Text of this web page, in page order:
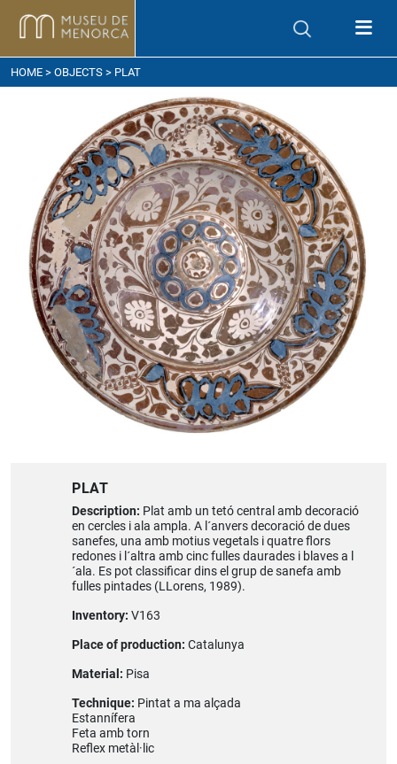
to get here
HOME > OBJECTS > PLAT
PLAT
Description: Plat amb un tetó central amb decoració
en cercles i ala ampla. A l´anvers decoració de dues
sanefes, una amb motius vegetals i quatre flors
redones i l´altra amb cinc fulles daurades i blaves a l
´ala. Es pot classificar dins el grup de sanefa amb
fulles pintades (LLorens, 1989).
Inventory: V163
Place of production: Catalunya
Material: Pisa
Technique: Pintat a ma alçada
Estannífera
Feta amb torn
Reflex metàl·lic